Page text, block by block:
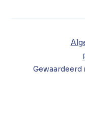
Gewaardeerd